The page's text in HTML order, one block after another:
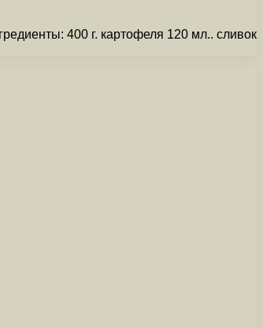
400 г. картофеля 120 мл.. сливок